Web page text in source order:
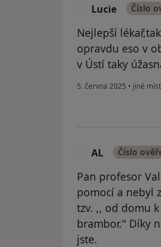
Lucie Číslo
Nejlepší
opravdu eso v
v Ústí taky
5. června 2025 • jiné
AL Číslo
Pan profesor
pomocí a nebyl
tzv. ,, od domu
brambor." Díky
jste.